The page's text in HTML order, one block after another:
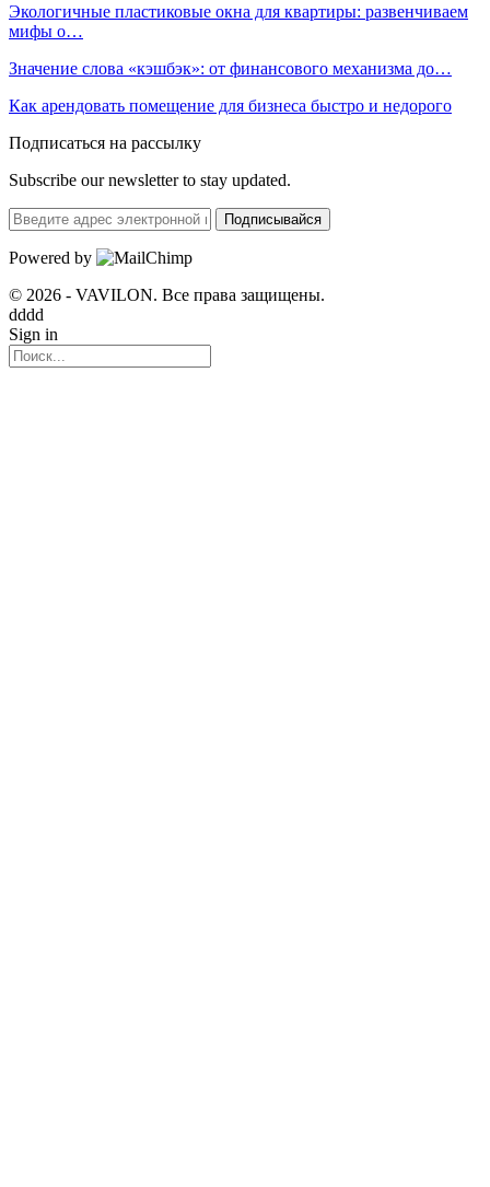
Экологичные пластиковые окна для квартиры: развенчиваем
мифы о…
Значение слова «кэшбэк»: от финансового механизма до…
Как арендовать помещение для бизнеса быстро и недорого
Подписаться на рассылку
Subscribe our newsletter to stay updated.
Подписывайся
Powered by
© 2026 - VAVILON. Все права защищены.
dddd
Sign in